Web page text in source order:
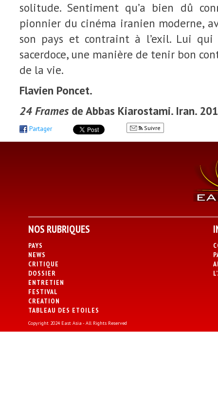
solitude. Sentiment qu’a bien dû
pionnier du cinéma iranien moderne,
son pays et contraint à l’exil. Lui
sacerdoce, une manière de tenir bon
de la vie.
Flavien Poncet.
24 Frames de Abbas Kiarostami. Iran.
Partager Suivre
NOS RUBRIQUES
PAYS
NEWS
CRITIQUE
DOSSIER
ENTRETIEN
FESTIVAL
CREATION
TABLEAU DES ETOILES
Copyright 2024 East Asia - All Rights Reserved